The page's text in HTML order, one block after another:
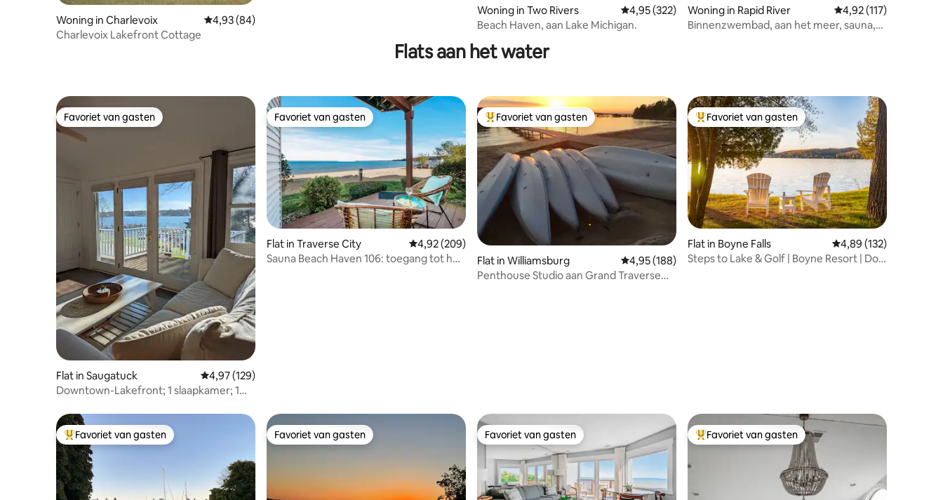
Woning in Charlevoix Gemiddelde beoordeling van 4,93 op 5, 84 recensies
4,93 (84)
Charlevoix Lakefront Cottage
Woning in Two Rivers Gemiddelde beoordeling van 4,95 op 5, 322 recensies
4,95 (322)
Beach Haven, aan Lake Michigan.
Woning in Rapid River Gemiddelde
4,92 (117)
Binnenzwembad, aan het meer, sauna,
Flats aan het water
Favoriet van gasten
Favoriet van gasten
Flat in Saugatuck Gemiddelde beoordeling van 4,97 op 5, 129 recensies
4,97 (129)
Downtown-Lakefront; 1 slaapkamer; 1
Favoriet van gasten
Favoriet van gasten
Flat in Traverse City Gemiddelde beoordeling van 4,92 op 5, 209 recensies
4,92 (209)
Sauna Beach Haven 106: toegang tot het
Topfavoriet van gasten
Favoriet van gasten
Flat in Williamsburg Gemiddelde beoordeling van 4,95 op 5, 188 recensies
4,95 (188)
Penthouse Studio aan Grand Traverse
Topfavoriet van gasten
Favoriet van gasten
Flat in Boyne Falls Gemiddelde
4,89 (132)
Steps to Lake & Golf | Boyne Resort | Dog
Topfavoriet van gasten
Favoriet van gasten Favoriet van gasten
Favoriet van gasten Favoriet van gasten
Favoriet van gasten Topfavoriet van gasten
Favoriet van gasten